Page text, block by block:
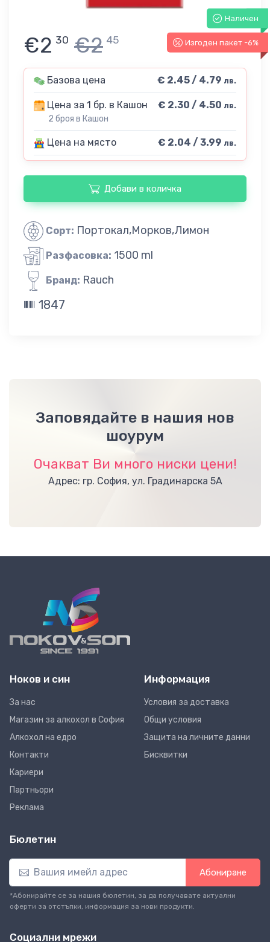
Наличен
Изгоден пакет -6%
€2 30 €2 45
Базова цена € 2.45 / 4.79 лв.
Цена за 1 бр. в Кашон
2 броя в Кашон
€ 2.30 / 4.50 лв.
Цена на място € 2.04 / 3.99 лв.
Добави в количка
Сорт: Портокал,Морков,Лимон
Разфасовка: 1500 ml
Бранд: Rauch
1847
Заповядайте в нашия нов
шоурум
Очакват Ви много ниски цени!
Адрес: гр. София, ул. Градинарска 5А
Ноков и син
За нас
Магазин за алкохол в София
Алкохол на едро
Контакти
Кариери
Партньори
Реклама
Информация
Условия за доставка
Общи условия
Защита на личните данни
Бисквитки
Бюлетин
Абониране
*Абонирайте се за нашия бюлетин, за да получавате актуални
оферти за отстъпки, информация за нови продукти.
Социални мрежи